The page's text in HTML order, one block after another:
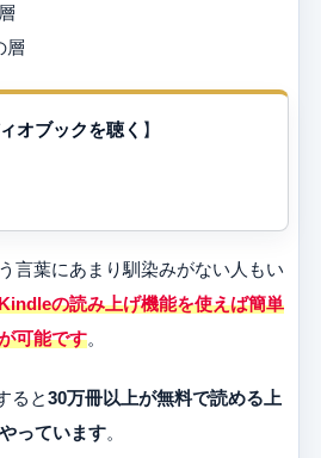
層
オブックを聴く 】
言葉にあまり馴染みがない人もい
の読み上げ機能を使えば簡単
可能です。
ると30万冊以上が無料で読める上
っています。